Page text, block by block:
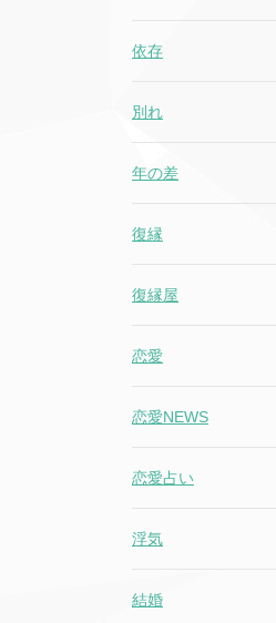
依存
別れ
年の差
復縁
復縁屋
恋愛
恋愛NEWS
恋愛占い
浮気
結婚